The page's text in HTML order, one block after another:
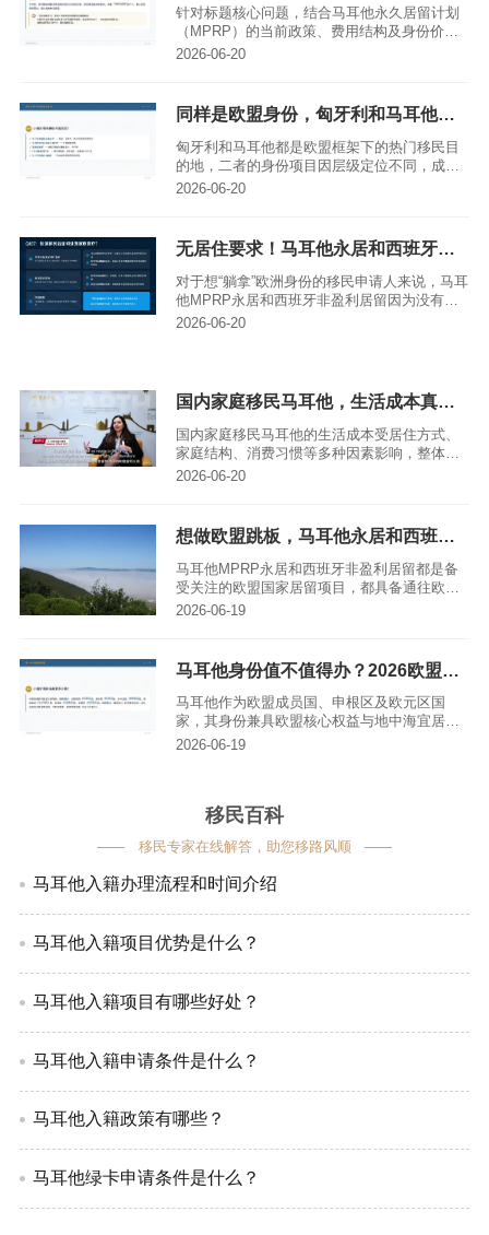
申请人需提前梳理确认。
针对标题核心问题，结合马耳他永久居留计划
（MPRP）的当前政策、费用结构及身份价值
分析，当前确实是适合提前规划入手的时机。
质英式教育、全球顶尖医疗等核心权益，政策
框架稳定，提前启动申请可锁定当前成本，避
开潜在的政策调整风险，尤其适合有子女教育
规划、跨境出行需求的中产家庭。亚太环球移
民的专业团队可提供全程合规指导，助力申请
人高效完成申请流程。
2026-06-20
同样是欧盟身份，匈牙利和马耳他，成本居然差了3倍？
匈牙利和马耳他都是欧盟框架下的热门移民目
的地，二者的身份项目因层级定位不同，成本
存在近3倍差距——匈牙利主打约230万人民币
个项目在投资方式、身份权益、申请条件等方
面也有显著区别，本文将为移民申请者提供客
观实用的参考内容。
2026-06-20
无居住要求！马耳他永居和西班牙非盈利，哪个更适合懒人？
对于想“躺拿”欧洲身份的移民申请人来说，马耳
他MPRP永居和西班牙非盈利居留因为没有强
制居住要求，成了“懒人移民”的热门选择。两者
低，先获取临时居留再转永居，适合预算有
限、偏爱南欧生活氛围的申请人。亚太环球移
民可根据申请人的具体需求提供专业评估与定
制化方案。
2026-06-20
国内家庭移民马耳他，生活成本真实测评
国内家庭移民马耳他的生活成本受居住方式、
家庭结构、消费习惯等多种因素影响，整体处
于欧洲中等水平，与国内一线城市消费区间相
育、完善医疗体系和宜人的地中海气候，一直
是国内家庭移民的热门选择，下文将从住房、
日常消费、教育、医疗等维度详细拆解其生活
成本，并给出实用优化建议及常见问题解答。
2026-06-20
想做欧盟跳板，马耳他永居和西班牙非盈利居留，哪个更适合？
马耳他MPRP永居和西班牙非盈利居留都是备
受关注的欧盟国家居留项目，都具备通往欧盟
永居的跳板属性，但二者在申请门槛、资金投
到位拿永居、看重英式教育体系的申请人；西
班牙非盈利居留则适配预算有限、能满足每年
居住要求、偏好南欧生活环境的人群，申请人
需要结合自身资金状况、居住意愿以及长远规
划综合考量后再做选择。
2026-06-19
马耳他身份值不值得办？2026欧盟通行权益与定居优势详解
马耳他作为欧盟成员国、申根区及欧元区国
家，其身份兼具欧盟核心权益与地中海宜居定
居双重价值，是否值得办理需结合申请人的全
整权益；MPRP永居则以较低成本实现申根区
2026-06-19
移民百科
移民专家在线解答，助您移路风顺
马耳他入籍办理流程和时间介绍
马耳他入籍项目优势是什么？
马耳他入籍项目有哪些好处？
马耳他入籍申请条件是什么？
马耳他入籍政策有哪些？
马耳他绿卡申请条件是什么？